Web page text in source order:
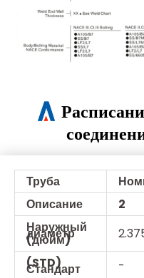
Труба
Описание
2
Наружный
диаметр
(дюйм)
(STD)
Стандарт -